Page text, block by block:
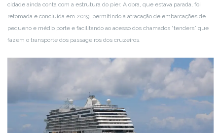
cidade ainda conta com a estrutura do píer. A obra, que estava parada, foi
retomada e concluída em 2019, permitindo a atracação de embarcações de
pequeno e médio porte e facilitando ao acesso dos chamados “tenders” que
fazem o transporte dos passageiros dos cruzeiros.